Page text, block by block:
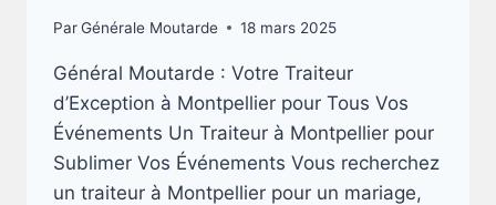
ParGénérale Moutarde 18 mars 2025
Général Moutarde : Votre Traiteur
d’Exception à Montpellier pour Tous Vos
Événements Un Traiteur à Montpellier pour
Sublimer Vos Événements Vous recherchez
un traiteur à Montpellier pour un mariage,